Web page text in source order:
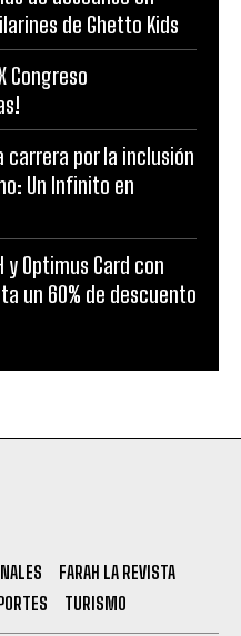
de Ghetto Kids
Congreso
carrera por la inclusión
Un Infinito en
Optimus Card con
un 60% de descuento
FARAH LA REVISTA
TURISMO